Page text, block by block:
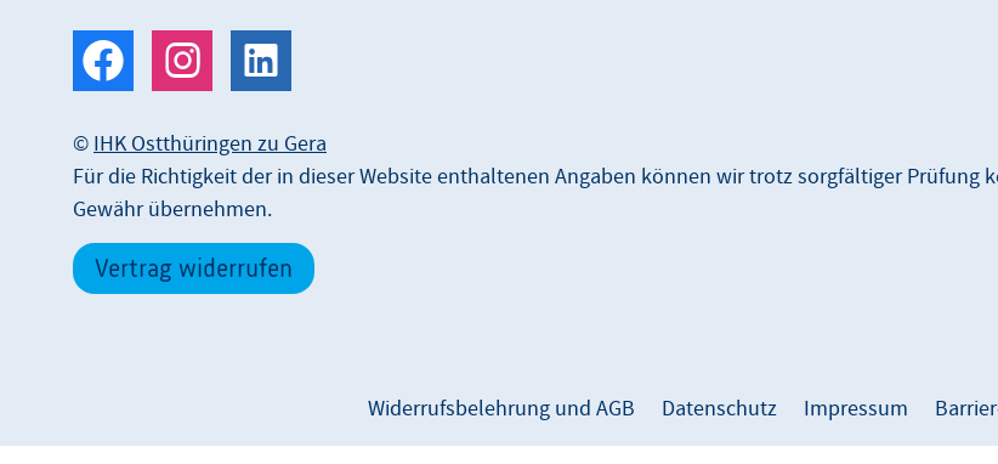
© IHK Ostthüringen zu Gera
Für die Richtigkeit der in dieser Website enthaltenen Angaben können wir trotz sorgfältiger Prüfung
Gewähr übernehmen.
Vertrag widerrufen
Widerrufsbelehrung und AGB Datenschutz Impressum